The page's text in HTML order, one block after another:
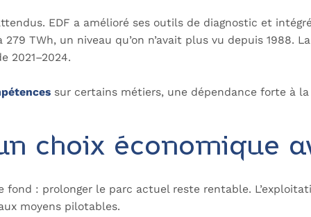
EDF a amélioré ses outils de diagnostic et
TWh, un niveau qu’on n’avait plus vu depuis 1988.
2021–2024.
sur certains métiers, une dépendance forte à
choix économique
: prolonger le parc actuel reste rentable.
moyens pilotables.